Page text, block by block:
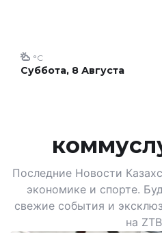
Суббота, 8 Августа
°C
Последние Новости
экономике и спорте.
свежие события и
на